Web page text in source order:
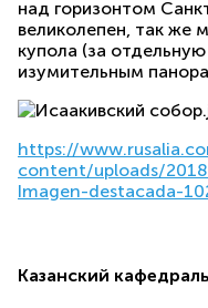
над горизонтом
великолепен, так же
купола (за
изумительным
https://
content/uploads/
Imagen-destacada-
Казанский